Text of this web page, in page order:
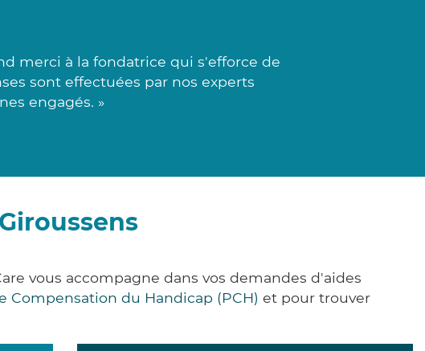
merci à la fondatrice qui s'efforce de
sont effectuées par nos experts
engagés. »
vous accompagne dans vos demandes d'aides
Compensation du Handicap (PCH) et pour trouver